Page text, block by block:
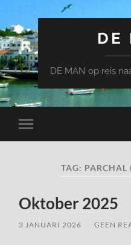
DE
DE MAN op reis
Toggle
mobiel
TAG: PARCHAL
Oktober 2025
3 JANUARI 2026 GEEN